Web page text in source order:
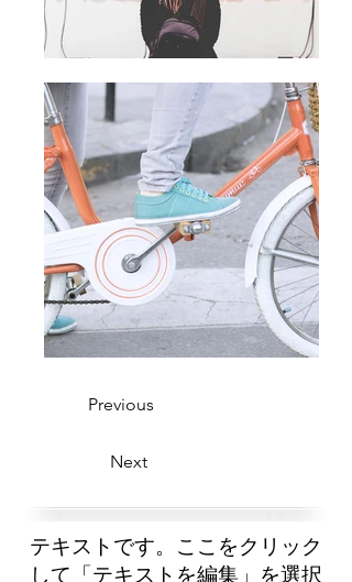
Previous
Next
テキストです。ここをクリック
して「テキストを編集」を選択